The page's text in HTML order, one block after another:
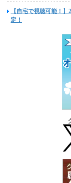
【自宅で視聴可能！
定！